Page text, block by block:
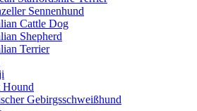
Sennenhund
Cattle Dog
Shepherd
Terrier
Hound
Gebirgsschweißhund